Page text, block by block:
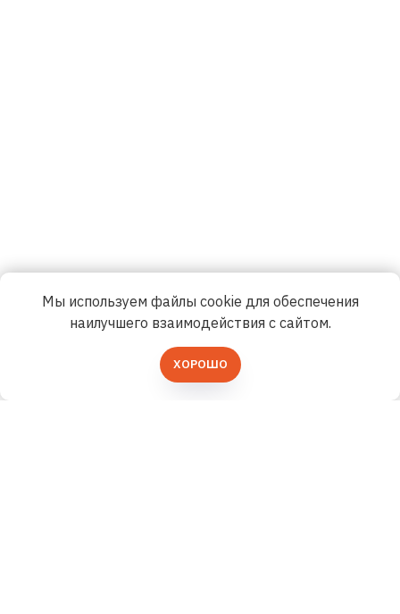
Мы используем файлы cookie для обеспечения
наилучшего взаимодействия с сайтом.
ХОРОШО